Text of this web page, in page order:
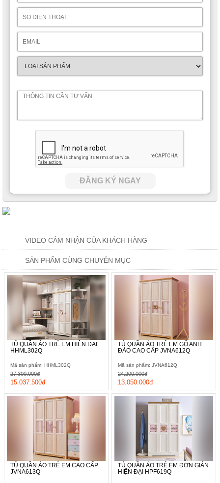
ĐĂNG KÝ NGAY
VIDEO CẢM NHẬN CỦA KHÁCH HÀNG
SẢN PHẨM CÙNG CHUYÊN MỤC
TỦ QUẦN ÁO TRẺ EM HIỆN ĐẠI
HHML302Q
Mã sản phẩm: HHML302Q
15.037.500đ
27.300.000đ
TỦ QUẦN ÁO TRẺ EM GỖ ANH
ĐÀO CAO CẤP JVNA612Q
Mã sản phẩm: JVNA612Q
13.050.000đ
24.200.000đ
TỦ QUẦN ÁO TRẺ EM CAO CẤP
JVNA613Q
TỦ QUẦN ÁO TRẺ EM ĐƠN GIẢN
HIỆN ĐẠI HPF619Q